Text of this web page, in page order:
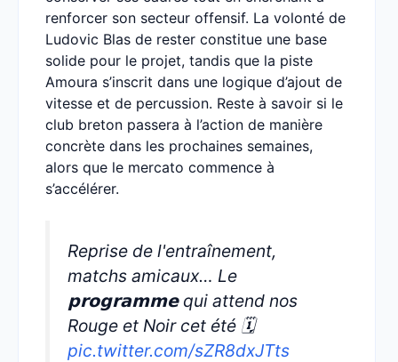
renforcer son secteur offensif. La volonté de
Ludovic Blas de rester constitue une base
solide pour le projet, tandis que la piste
Amoura s’inscrit dans une logique d’ajout de
vitesse et de percussion. Reste à savoir si le
club breton passera à l’action de manière
concrète dans les prochaines semaines,
alors que le mercato commence à
s’accélérer.
Reprise de l'entraînement,
matchs amicaux… Le
𝗽𝗿𝗼𝗴𝗿𝗮𝗺𝗺𝗲 qui attend nos
Rouge et Noir cet été 🗓️
pic.twitter.com/sZR8dxJTts